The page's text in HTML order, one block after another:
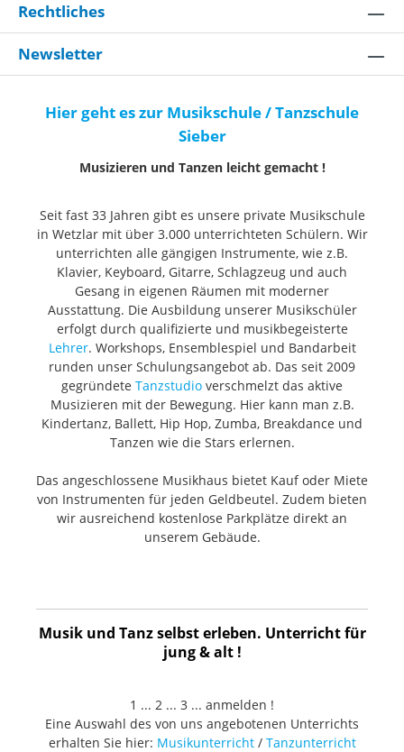
Rechtliches
Newsletter
Hier geht es zur Musikschule / Tanzschule
Sieber
Musizieren und Tanzen leicht gemacht !
Seit fast 33 Jahren gibt es unsere private Musikschule
in Wetzlar mit über 3.000 unterrichteten Schülern. Wir
unterrichten alle gängigen Instrumente, wie z.B.
Klavier, Keyboard, Gitarre, Schlagzeug und auch
Gesang in eigenen Räumen mit moderner
Ausstattung. Die Ausbildung unserer Musikschüler
erfolgt durch qualifizierte und musikbegeisterte
Lehrer. Workshops, Ensemblespiel und Bandarbeit
runden unser Schulungsangebot ab. Das seit 2009
gegründete Tanzstudio verschmelzt das aktive
Musizieren mit der Bewegung. Hier kann man z.B.
Kindertanz, Ballett, Hip Hop, Zumba, Breakdance und
Tanzen wie die Stars erlernen.
Das angeschlossene Musikhaus bietet Kauf oder Miete
von Instrumenten für jeden Geldbeutel. Zudem bieten
wir ausreichend kostenlose Parkplätze direkt an
unserem Gebäude.
Musik und Tanz selbst erleben. Unterricht für
jung & alt !
1 ... 2 ... 3 ... anmelden !
Eine Auswahl des von uns angebotenen Unterrichts
erhalten Sie hier: Musikunterricht/ Tanzunterricht